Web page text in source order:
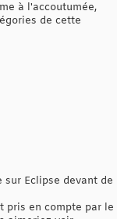
à l'accoutumée,
de cette
Eclipse devant de
pris en compte par le